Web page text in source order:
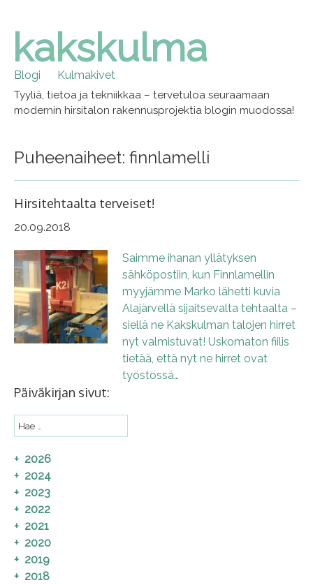
Skip
content
kakskulma
Blogi Kulmakivet
Tyyliä, tietoa ja tekniikkaa – tervetuloa seuraamaan
modernin hirsitalon rakennusprojektia blogin muodossa!
Puheenaiheet: finnlamelli
Hirsitehtaalta terveiset!
20.09.2018
Saimme ihanan yllätyksen
sähköpostiin, kun Finnlamellin
myyjämme Marko lähetti kuvia
Alajärvellä sijaitsevalta tehtaalta –
siellä ne Kakskulman talojen hirret
nyt valmistuvat! Uskomaton fiilis
tietää, että nyt ne hirret ovat
työstössä…
Päiväkirjan sivut:
2026
2024
2023
2022
2021
2020
2019
2018